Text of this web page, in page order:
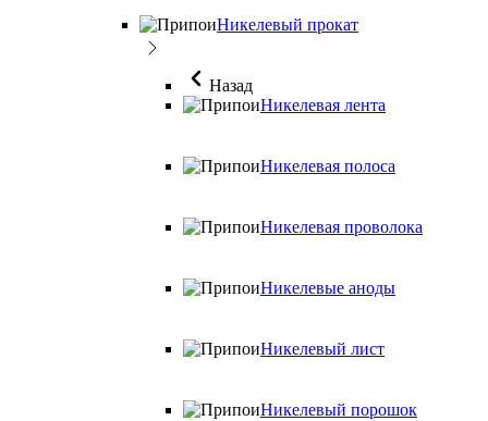
Никелевый прокат
Назад
Никелевая лента
Никелевая полоса
Никелевая проволока
Никелевые аноды
Никелевый лист
Никелевый порошок